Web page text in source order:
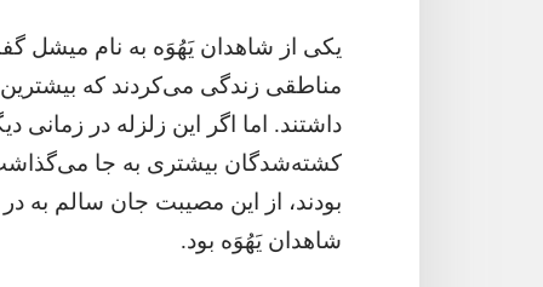
یکی از شاهدان یَهُوَه به نام میشل
مناطقی زندگی می‌کردند که
داشتند.‏ اما اگر این زلزله در زمانی
کشته‌شدگان بیشتری به جا
بودند،‏ از این مصیبت جان سالم
شاهدان یَهُوَه بود.‏